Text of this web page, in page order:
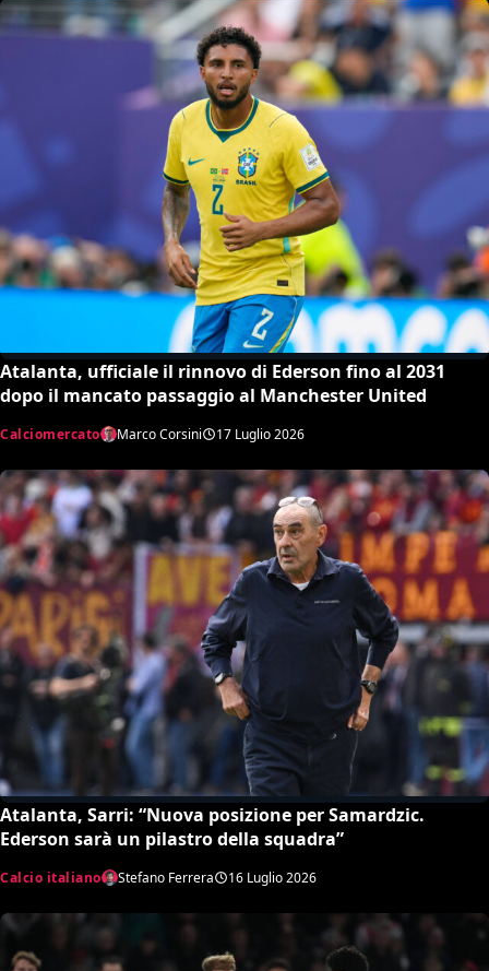
Atalanta, ufficiale il rinnovo di Ederson fino al 2031
dopo il mancato passaggio al Manchester United
Calciomercato Marco Corsini 17 Luglio 2026
Atalanta, Sarri: “Nuova posizione per Samardzic.
Ederson sarà un pilastro della squadra”
Calcio italiano Stefano Ferrera 16 Luglio 2026